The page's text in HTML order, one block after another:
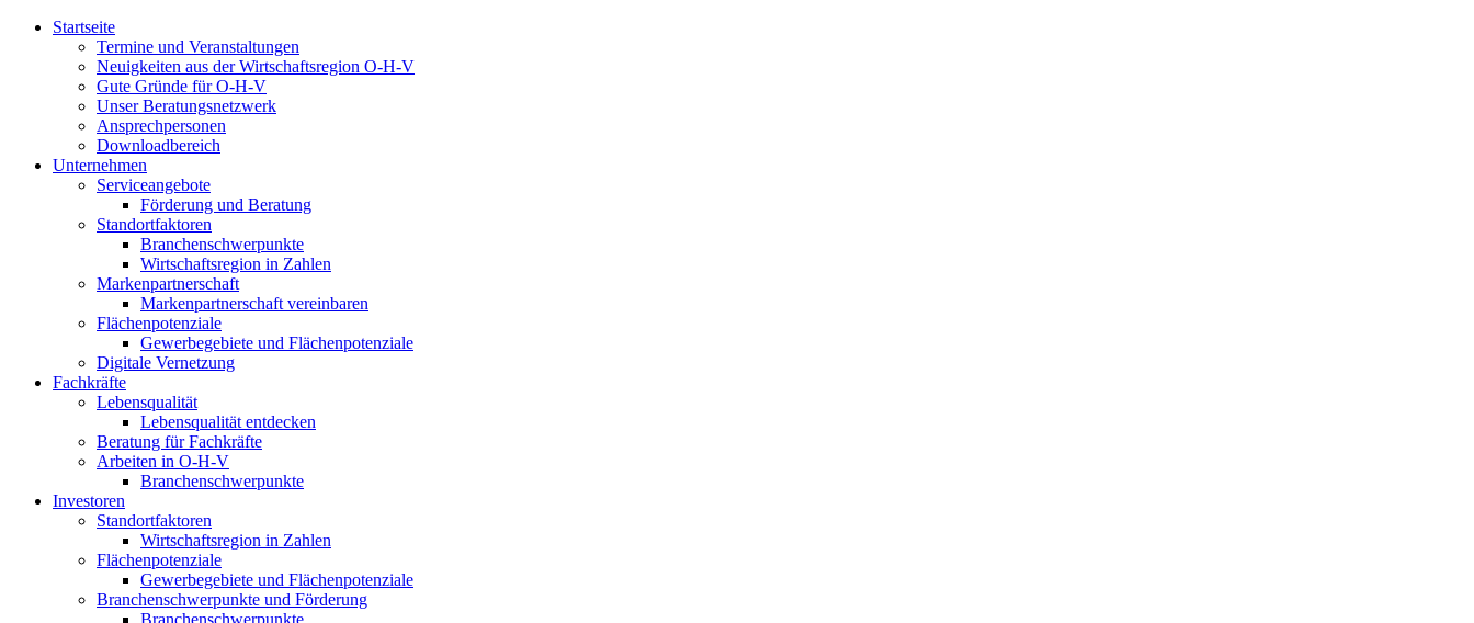
Startseite
Termine und Veranstaltungen
Neuigkeiten aus der Wirtschaftsregion O-H-V
Gute Gründe für O-H-V
Unser Beratungsnetzwerk
Ansprechpersonen
Downloadbereich
Unternehmen
Serviceangebote
Förderung und Beratung
Standortfaktoren
Branchenschwerpunkte
Wirtschaftsregion in Zahlen
Markenpartnerschaft
Markenpartnerschaft vereinbaren
Flächenpotenziale
Gewerbegebiete und Flächenpotenziale
Digitale Vernetzung
Fachkräfte
Lebensqualität
Lebensqualität entdecken
Beratung für Fachkräfte
Arbeiten in O-H-V
Branchenschwerpunkte
Investoren
Standortfaktoren
Wirtschaftsregion in Zahlen
Flächenpotenziale
Gewerbegebiete und Flächenpotenziale
Branchenschwerpunkte und Förderung
Branchenschwerpunkte